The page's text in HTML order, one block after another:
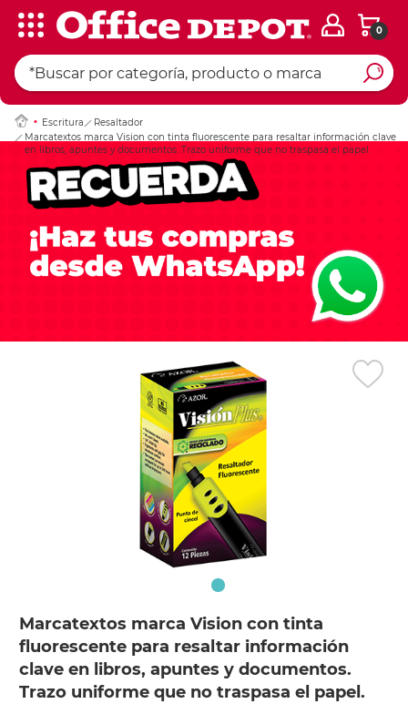
0
Escritura
Resaltador
Marcatextos marca Vision con tinta fluorescente para resaltar información clave
en libros, apuntes y documentos. Trazo uniforme que no traspasa el papel.
Marcatextos marca Vision con tinta
fluorescente para resaltar información
clave en libros, apuntes y documentos.
Trazo uniforme que no traspasa el papel.
Ingresar Codigo